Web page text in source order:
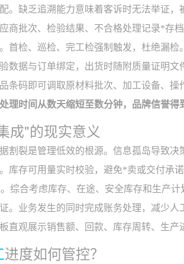
。缺乏追溯能力意味着客诉时无法举证，
商批次、检验结果、不合格处理记录*存档
首检、巡检、完工检强制触发，杜绝漏检。
数据与订单绑定，出货时随附质量证明文
条码即可调取原材料批次、加工设备、操
理时间从数天缩短至数分钟，品牌信誉得
成"的现实意义
割裂是管理低效的根源。信息孤岛导致决
库存可用量实时校验，避免*卖或交付承诺
综合考虑库存、在途、安全库存和生产计
。业务发生的同时完成账务处理，减少人
直观展示销售额、回款、库存周转、生产
进度如何管控？